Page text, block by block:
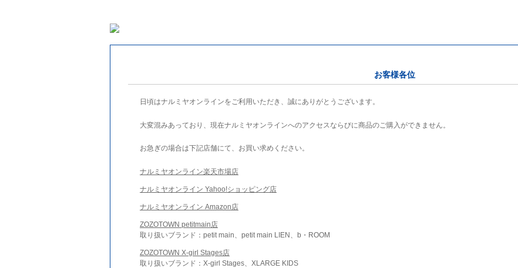
お客様各位
日頃はナルミヤオンラインをご利用いただき、誠にありがとうございます。
大変混みあっており、現在ナルミヤオンラインへのアクセスならびに商品のご購入ができません。
お急ぎの場合は下記店舗にて、お買い求めください。
ナルミヤオンライン楽天市場店
ナルミヤオンライン Yahoo!ショッピング店
ナルミヤオンライン Amazon店
ZOZOTOWN petitmain店
取り扱いブランド：petit main、petit main LIEN、b・ROOM
ZOZOTOWN X-girl Stages店
取り扱いブランド：X-girl Stages、XLARGE KIDS